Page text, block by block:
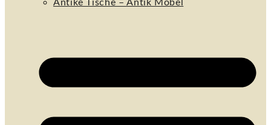
Antike Tische – Antik Möbel